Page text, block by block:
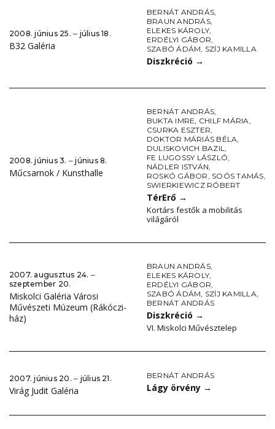
2008. június 25. ‒ július 18.
B32 Galéria
BERNÁT ANDRÁS,
BRAUN ANDRÁS,
ELEKES KÁROLY,
ERDÉLYI GÁBOR,
SZABÓ ÁDÁM, SZÍJ KAMILLA
Diszkréció →
2008. június 3. ‒ június 8.
Műcsarnok / Kunsthalle
BERNÁT ANDRÁS,
BUKTA IMRE, CHILF MÁRIA,
CSURKA ESZTER,
DOKTOR MÁRIÁS BÉLA,
DULISKOVICH BAZIL,
FE LUGOSSY LÁSZLÓ,
NÁDLER ISTVÁN,
ROSKÓ GÁBOR, SOÓS TAMÁS,
SWIERKIEWICZ RÓBERT
TérErő →
Kortárs festők a mobilitás
világáról
2007. augusztus 24. ‒
szeptember 20.
Miskolci Galéria Városi
Művészeti Múzeum (Rákóczi-
ház)
BRAUN ANDRÁS,
ELEKES KÁROLY,
ERDÉLYI GÁBOR,
SZABÓ ÁDÁM, SZÍJ KAMILLA,
BERNÁT ANDRÁS
Diszkréció →
VI. Miskolci Művésztelep
2007. június 20. ‒ július 21.
Virág Judit Galéria
BERNÁT ANDRÁS
Lágy örvény →